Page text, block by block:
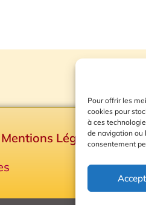
Pour offrir les
cookies pour
à ces
de navigation ou
consentement
Mentions Légales